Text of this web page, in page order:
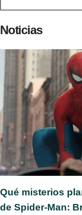
Noticias
Qué misterios
de Spider-Man: